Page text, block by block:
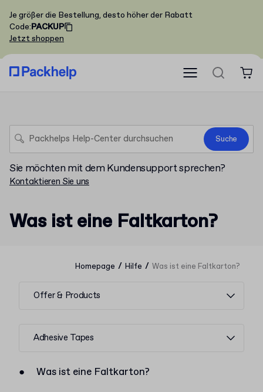
Je größer die Bestellung, desto höher der Rabatt
Code:PACKUP
Jetzt shoppen
Suche
Sie möchten mit dem Kundensupport sprechen?
Kontaktieren Sie uns
Was ist eine Faltkarton?
Homepage / Hilfe / Was ist eine Faltkarton?
Offer & Products
Adhesive Tapes
●
Was ist eine Faltkarton?